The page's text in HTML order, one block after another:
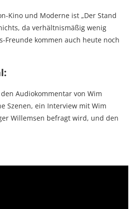
Kino und Moderne ist „Der Stand
da verhältnismäßig wenig
Freunde kommen auch heute noch
Audiokommentar von Wim
Szenen, ein Interview mit Wim
Willemsen befragt wird, und den